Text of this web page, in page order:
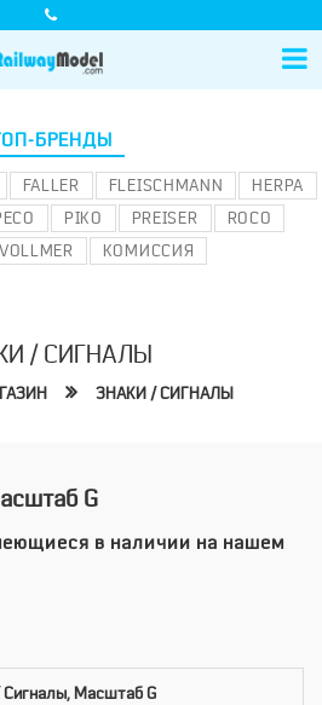
БРЕНДЫ
FALLER FLEISCHMANN
HERPA
PIKO PREISER
ROCO
VOLLMER КОМИССИЯ
/ СИГНАЛЫ
ЗНАКИ / СИГНАЛЫ
G
в наличии на нашем
Сигналы, Масштаб G